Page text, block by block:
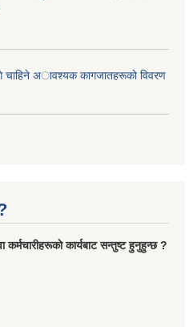
चाहिने अावश्यक कागजातहरूकाे विवरण
कर्मचारीहरूकाे कार्यबाट सन्तुष्ट हुनुहुन्छ ?